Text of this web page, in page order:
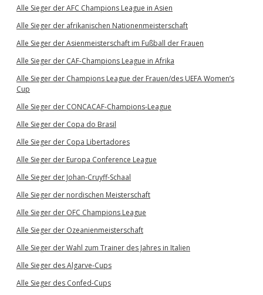
Alle Sieger der AFC Champions League in Asien
Alle Sieger der afrikanischen Nationenmeisterschaft
Alle Sieger der Asienmeisterschaft im Fußball der Frauen
Alle Sieger der CAF-Champions League in Afrika
Alle Sieger der Champions League der Frauen/des UEFA Women’s
Cup
Alle Sieger der CONCACAF-Champions-League
Alle Sieger der Copa do Brasil
Alle Sieger der Copa Libertadores
Alle Sieger der Europa Conference League
Alle Sieger der Johan-Cruyff-Schaal
Alle Sieger der nordischen Meisterschaft
Alle Sieger der OFC Champions League
Alle Sieger der Ozeanienmeisterschaft
Alle Sieger der Wahl zum Trainer des Jahres in Italien
Alle Sieger des Algarve-Cups
Alle Sieger des Confed-Cups